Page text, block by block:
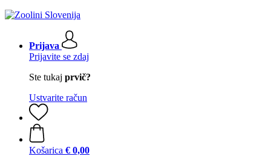
Prijava
Prijavite se zdaj
Ste tukaj prvič?
Ustvarite račun
Košarica € 0,00